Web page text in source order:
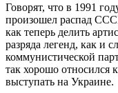
Говорят, что в 1991
произошел распад
как теперь делить
разряда легенд, как и
коммунистической
так хорошо относился
выступать на Украине.